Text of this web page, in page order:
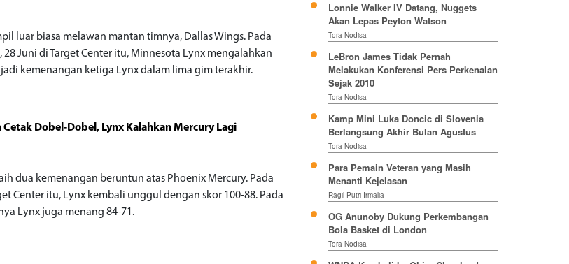
luar biasa melawan mantan timnya, Dallas Wings. Pada
28 Juni di Target Center itu, Minnesota Lynx mengalahkan
kemenangan ketiga Lynx dalam lima gim terakhir.
Cetak Dobel-Dobel, Lynx Kalahkan Mercury Lagi
dua kemenangan beruntun atas Phoenix Mercury. Pada
Center itu, Lynx kembali unggul dengan skor 100-88. Pada
Lynx juga menang 84-71.
Lonnie Walker IV Datang, Nuggets
Akan Lepas Peyton Watson
Tora Nodisa
LeBron James Tidak Pernah
Melakukan Konferensi Pers Perkenalan
Sejak 2010
Tora Nodisa
Kamp Mini Luka Doncic di Slovenia
Berlangsung Akhir Bulan Agustus
Tora Nodisa
Para Pemain Veteran yang Masih
Menanti Kejelasan
Ragil Putri Irmalia
OG Anunoby Dukung Perkembangan
Bola Basket di London
Tora Nodisa